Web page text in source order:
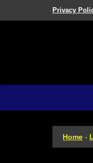
Privacy
Home -